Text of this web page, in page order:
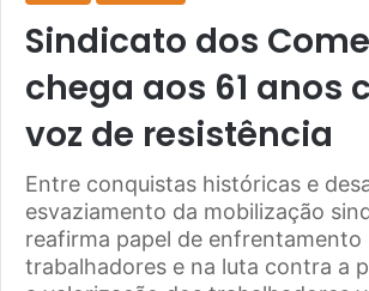
Sindicato dos
chega aos 61 anos
voz de resistência
Entre conquistas históricas e
esvaziamento da mobilização
reafirma papel de enfrentamento
trabalhadores e na luta contra a